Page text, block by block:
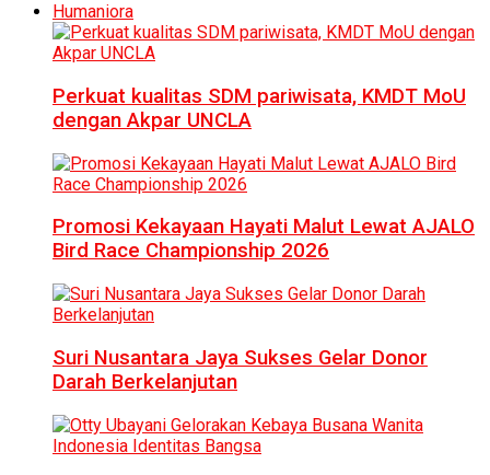
Humaniora
Perkuat kualitas SDM pariwisata, KMDT MoU
dengan Akpar UNCLA
Promosi Kekayaan Hayati Malut Lewat AJALO
Bird Race Championship 2026
Suri Nusantara Jaya Sukses Gelar Donor
Darah Berkelanjutan